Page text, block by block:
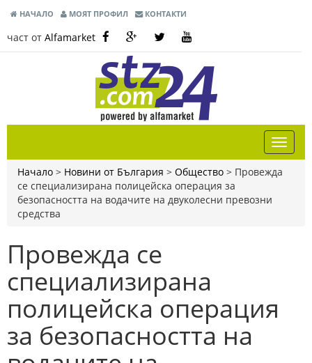
НАЧАЛО МОЯТ ПРОФИЛ КОНТАКТИ
част от Alfamarket
Начало > Новини от България > Общество > Провежда
се специализирана полицейска операция за
безопасността на водачите на двуколесни превозни
средства
Провежда се
специализирана
полицейска операция
за безопасността на